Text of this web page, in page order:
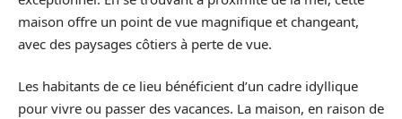
maison offre un point de vue magnifique et changeant,
avec des paysages côtiers à perte de vue.
Les habitants de ce lieu bénéficient d’un cadre idyllique
pour vivre ou passer des vacances. La maison, en raison de